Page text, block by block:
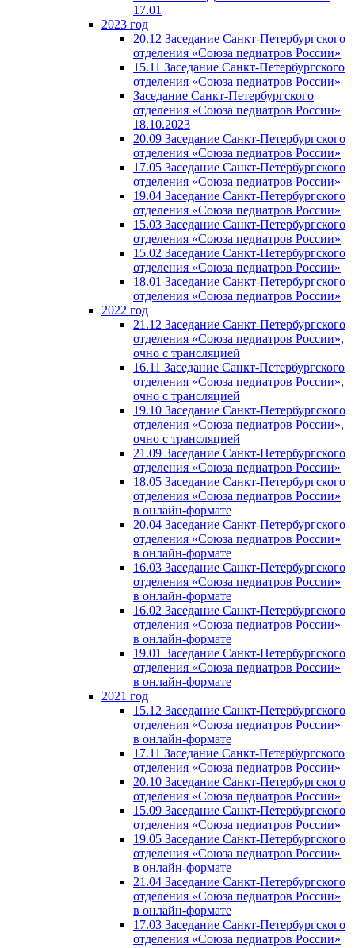
17.01
2023 год
20.12 Заседание Санкт-Петербургского
отделения «Союза педиатров России»
15.11 Заседание Санкт-Петербургского
отделения «Союза педиатров России»
Заседание Санкт-Петербургского
отделения «Союза педиатров России»
18.10.2023
20.09 Заседание Санкт-Петербургского
отделения «Союза педиатров России»
17.05 Заседание Санкт-Петербургского
отделения «Союза педиатров России»
19.04 Заседание Санкт-Петербургского
отделения «Союза педиатров России»
15.03 Заседание Санкт-Петербургского
отделения «Союза педиатров России»
15.02 Заседание Санкт-Петербургского
отделения «Союза педиатров России»
18.01 Заседание Санкт-Петербургского
отделения «Союза педиатров России»
2022 год
21.12 Заседание Санкт-Петербургского
отделения «Союза педиатров России»,
очно с трансляцией
16.11 Заседание Санкт-Петербургского
отделения «Союза педиатров России»,
очно с трансляцией
19.10 Заседание Санкт-Петербургского
отделения «Союза педиатров России»,
очно с трансляцией
21.09 Заседание Санкт-Петербургского
отделения «Союза педиатров России»
18.05 Заседание Санкт-Петербургского
отделения «Союза педиатров России»
в онлайн-формате
20.04 Заседание Санкт-Петербургского
отделения «Союза педиатров России»
в онлайн-формате
16.03 Заседание Санкт-Петербургского
отделения «Союза педиатров России»
в онлайн-формате
16.02 Заседание Санкт-Петербургского
отделения «Союза педиатров России»
в онлайн-формате
19.01 Заседание Санкт-Петербургского
отделения «Союза педиатров России»
в онлайн-формате
2021 год
15.12 Заседание Санкт-Петербургского
отделения «Союза педиатров России»
в онлайн-формате
17.11 Заседание Санкт-Петербургского
отделения «Союза педиатров России»
20.10 Заседание Санкт-Петербургского
отделения «Союза педиатров России»
15.09 Заседание Санкт-Петербургского
отделения «Союза педиатров России»
19.05 Заседание Санкт-Петербургского
отделения «Союза педиатров России»
в онлайн-формате
21.04 Заседание Санкт-Петербургского
отделения «Союза педиатров России»
в онлайн-формате
17.03 Заседание Санкт-Петербургского
отделения «Союза педиатров России»